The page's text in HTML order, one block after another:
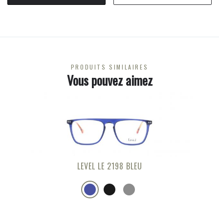
PRODUITS SIMILAIRES
Vous pouvez aimez
LEVEL LE 2198 BLEU